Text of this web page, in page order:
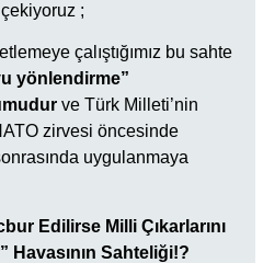
;
çalıştığımız bu sahte
yönlendirme”
ve Türk Milleti’nin
zirvesi öncesinde
uygulanmaya
Edilirse Milli Çıkarlarını
Havasının Sahteliği!?